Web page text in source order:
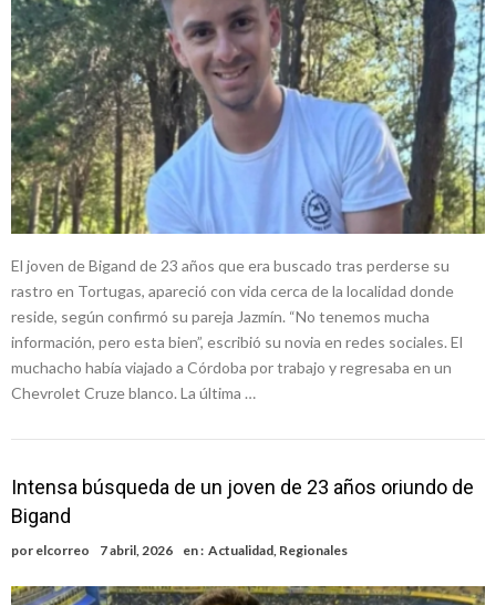
El joven de Bigand de 23 años que era buscado tras perderse su
rastro en Tortugas, apareció con vida cerca de la localidad donde
reside, según confirmó su pareja Jazmín. “No tenemos mucha
información, pero esta bien”, escribió su novia en redes sociales. El
muchacho había viajado a Córdoba por trabajo y regresaba en un
Chevrolet Cruze blanco. La última …
Intensa búsqueda de un joven de 23 años oriundo de
Bigand
por elcorreo 7 abril, 2026 en : Actualidad Regionales